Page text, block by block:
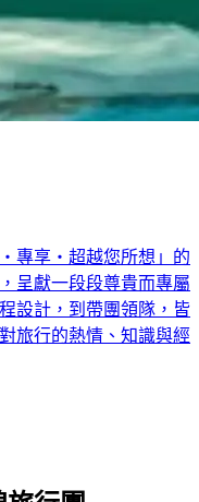
專享・超越您所想」的
呈獻一段段尊貴而專屬
設計，到帶團領隊，皆
旅行的熱情、知識與經